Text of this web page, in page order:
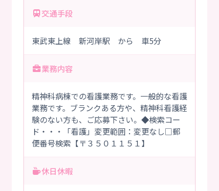
交通手段
東武東上線 新河岸駅 から 車5分
業務内容
精神科病棟での看護業務です。一般的な看護
業務です。ブランクある方や、精神科看護経
験のない方も、ご応募下さい。◆検索コー
ド・・・「看護」変更範囲：変更なし□郵
便番号検索【〒３５０１１５１】
休日休暇